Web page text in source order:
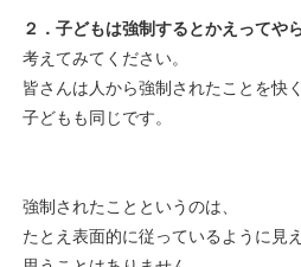
２．子どもは強制するとかえってや
考えてみてください。
皆さんは人から強制されたことを快
子どもも同じです。
強制されたことというのは、
たとえ表面的に従っているように見